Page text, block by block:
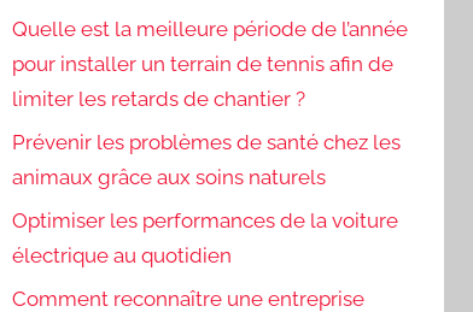
Quelle est la meilleure période de l’année
pour installer un terrain de tennis afin de
limiter les retards de chantier ?
Prévenir les problèmes de santé chez les
animaux grâce aux soins naturels
Optimiser les performances de la voiture
électrique au quotidien
Comment reconnaître une entreprise